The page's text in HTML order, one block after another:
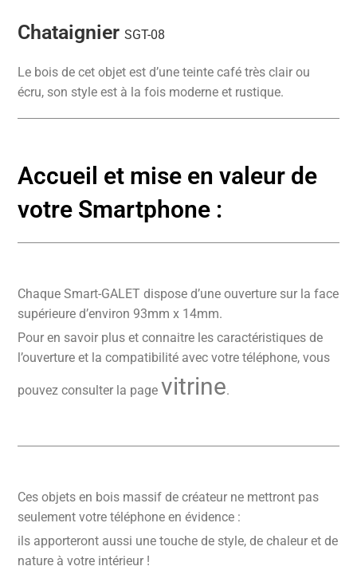
Chataignier SGT-08
Le bois de cet objet est d’une teinte café très clair ou
écru, son style est à la fois moderne et rustique.
Accueil et mise en valeur de
votre Smartphone :
Chaque Smart-GALET dispose d’une ouverture sur la face
supérieure d’environ 93mm x 14mm.
Pour en savoir plus et connaitre les caractéristiques de
l’ouverture et la compatibilité avec votre téléphone, vous
pouvez consulter la page vitrine.
Ces objets en bois massif de créateur ne mettront pas
seulement votre téléphone en évidence :
ils apporteront aussi une touche de style, de chaleur et de
nature à votre intérieur !